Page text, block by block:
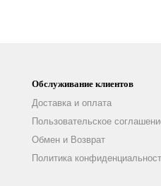
Обслуживание клиентов
Доставка и оплата
Пользовательское
Обмен и Возврат
Политика